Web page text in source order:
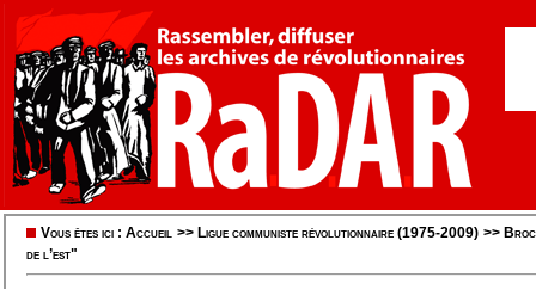
Vous êtes ici : Accueil >> Ligue communiste révolutionnaire (1975-2009) >>
de l’est"